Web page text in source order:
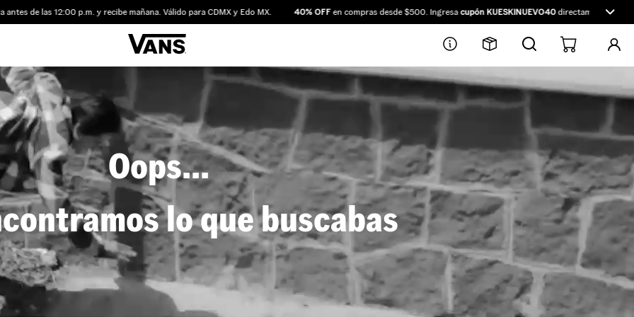
de las 12:00 p.m. y recibe mañana. Válido para CDMX y Edo MX. 40% OFFen compras desde $500. Ingresacupón KUESKINUEVO40directamente en
Oops...
lo que buscabas